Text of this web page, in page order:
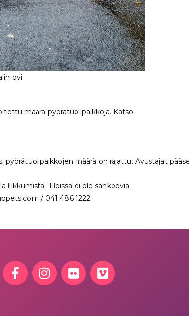
ovi
määrä pyörätuolipaikkoja. Katso
pyörätuolipaikkojen määrä on rajattu. Avustajat
Tiloissa ei ole sähköovia.
/ 041 486 1222